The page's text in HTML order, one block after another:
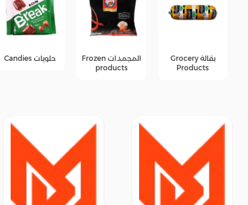
المجمدات Frozen
products
حلويات Candies
جبن Cheese